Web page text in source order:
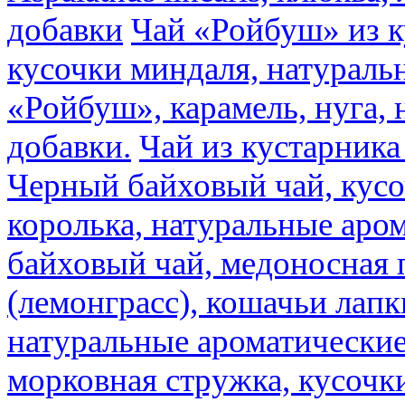
добавки Чай «Ройбуш» из
кусочки миндаля,
«Ройбуш», карамель, нуга,
добавки. Чай из
Черный байховый чай,
королька, натуральные
байховый чай, медоносная
(лемонграсс), кошачьи
натуральные
морковная стружка,